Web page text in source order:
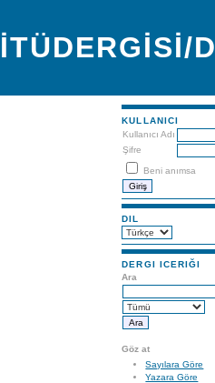
İTÜDERGİSİ/D
KULLANICI
Kullanıcı Adı
Şifre
Beni anımsa
DIL
DERGI ICERIĞI
Ara
Göz at
Sayılara Göre
Yazara Göre